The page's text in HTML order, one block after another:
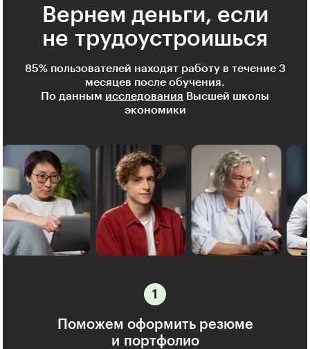
Вернем деньги, если
не трудоустроишься
85% пользователей находят работу в течение 3
месяцев после обучения.
По данным исследования Высшей школы
экономики
Поможем оформить резюме
и портфолио